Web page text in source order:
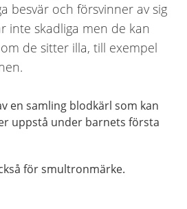
besvär och försvinner av sig
inte skadliga men de kan
de sitter illa, till exempel
en samling blodkärl som kan
uppstå under barnets första
för smultronmärke.